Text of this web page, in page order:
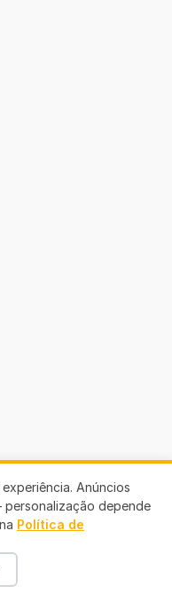
Anúncios
depende
Política de